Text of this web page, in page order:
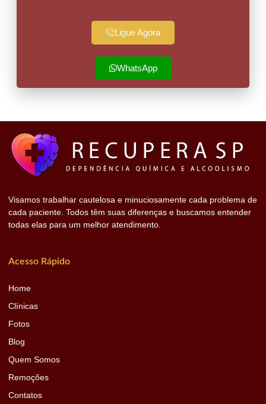
Ligue Agora
WhatsApp
Visamos trabalhar cautelosa e minuciosamente cada problema de
cada paciente. Todos têm suas diferenças e buscamos entender
todas elas para um melhor atendimento.
Acesso Rápido
Home
Clínicas
Fotos
Blog
Quem Somos
Remoções
Contatos